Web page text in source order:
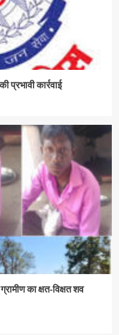
प्रभावी कार्रवाई
का क्षत-विक्षत शव